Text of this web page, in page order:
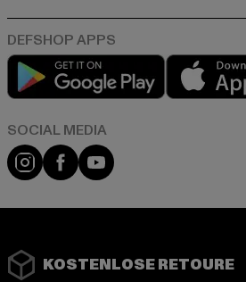
Play market
Instagram
FacebookYouTube
KOSTENLOSE RETOURE